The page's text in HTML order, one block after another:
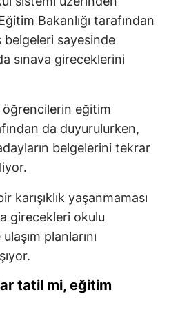
Bakanlığı tarafından
belgeleri sayesinde
sınava gireceklerini
öğrencilerin eğitim
da duyurulurken,
belgelerini tekrar
karışıklık yaşanmaması
girecekleri okulu
planlarını
tatil mi, eğitim